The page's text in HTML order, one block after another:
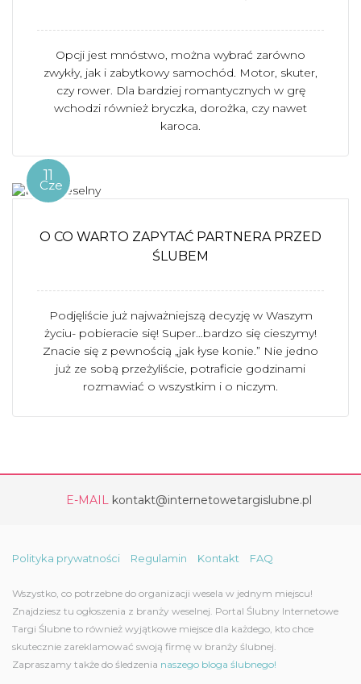
Opcji jest mnóstwo, można wybrać zarówno
zwykły, jak i zabytkowy samochód. Motor, skuter,
czy rower. Dla bardziej romantycznych w grę
wchodzi również bryczka, dorożka, czy nawet
karoca.
11
Cze
O CO WARTO ZAPYTAĆ PARTNERA PRZED
ŚLUBEM
Podjęliście już najważniejszą decyzję w Waszym
życiu- pobieracie się! Super…bardzo się cieszymy!
Znacie się z pewnością „jak łyse konie.” Nie jedno
już ze sobą przeżyliście, potraficie godzinami
rozmawiać o wszystkim i o niczym.
E-MAIL kontakt@internetowetargislubne.pl
Polityka prywatności Regulamin Kontakt FAQ
Wszystko, co potrzebne do organizacji wesela w jednym miejscu!
Znajdziesz tu ogłoszenia z branży weselnej. Portal Ślubny Internetowe
Targi Ślubne to również wyjątkowe miejsce dla każdego, kto chce
skutecznie zareklamować swoją firmę w branży ślubnej.
Zapraszamy także do śledzenia naszego bloga ślubnego!